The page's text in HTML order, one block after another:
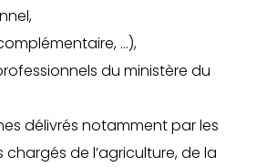
…),
du ministère du
délivrés notamment par les
chargés de l’agriculture, de la